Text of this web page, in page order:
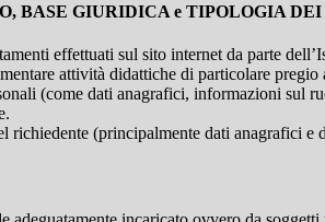
BASE GIURIDICA e TIPOLOGIA
effettuati sul sito internet da parte
attività didattiche di particolare
(come dati anagrafici, informazioni sul
(principalmente dati anagrafici